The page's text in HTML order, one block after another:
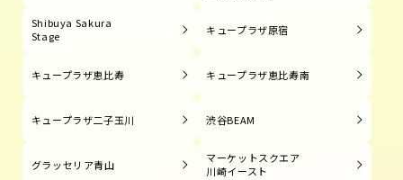
Shibuya Sakura
Stage
キュープラザ原宿
キュープラザ恵比寿 キュープラザ恵比寿南
キュープラザ二子玉川 渋谷BEAM
グラッセリア青山
マーケットスクエア
川崎イースト